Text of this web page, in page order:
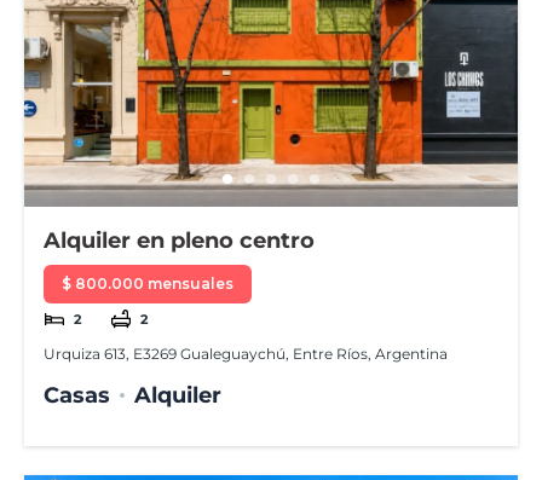
Alquiler en pleno centro
$ 800.000 mensuales
2 2
Urquiza 613, E3269 Gualeguaychú, Entre Ríos, Argentina
Casas Alquiler